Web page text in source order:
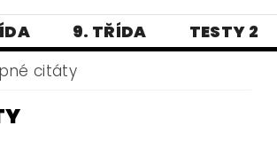
9. TŘÍDA TESTY 2
JAZYKOVĚDNÝ SLOVNÍČEK
citáty